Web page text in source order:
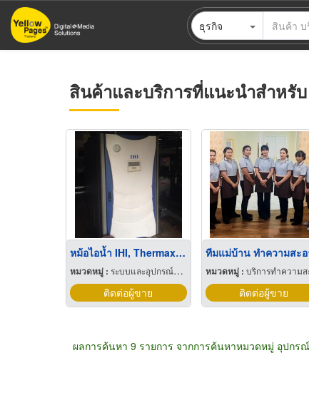
ข้าม
ไป
ธุรกิจ
สินค้าและบริการที่แนะนำสำหรับ
หม้อไอน้ำ IHI, Thermax Boiler
หมวดหมู่ : ระบบและอุปกรณ์บำบัดน้ำ
ติดต่อผู้ขาย
ทีมแม่บ้าน ทำความสะ
หมวดหมู่ : บริการทำความสะอ
ติดต่อผู้ขาย
ผลการค้นหา 9 รายการ จากการค้นหาหมวดหมู่ อุปกร